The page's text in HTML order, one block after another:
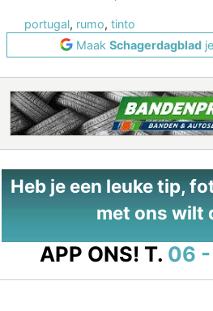
portugal, rumo, tinto
Maak Schagerdagblad
Heb je een leuke tip,
met ons wilt
APP ONS! T. 06 -